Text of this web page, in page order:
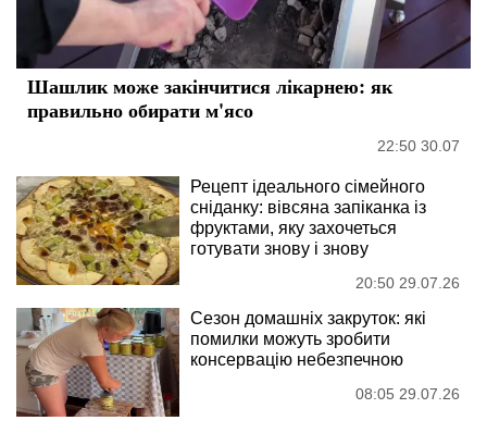
Шашлик може закінчитися лікарнею: як
правильно обирати м'ясо
22:50 30.07
Рецепт ідеального сімейного
сніданку: вівсяна запіканка із
фруктами, яку захочеться
готувати знову і знову
20:50 29.07.26
Сезон домашніх закруток: які
помилки можуть зробити
консервацію небезпечною
08:05 29.07.26